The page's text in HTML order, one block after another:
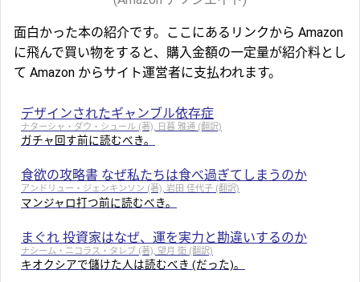
面白かった本の紹介です。ここにあるリンクから Amazon
に飛んで買い物をすると、購入金額の一定量が紹介料とし
て Amazon からサイト運営者に支払われます。
デザインされたギャンブル依存症
ナターシャ・ダウ・シュール (著), 日暮 雅通 (翻訳)
ガチャ回す前に読むべき。
食欲の攻略書 なぜ私たちは食べ過ぎてしまうのか
アンドリュー・ジェンキンソン (著), 岩田 佳代子 (翻訳)
マンジャロ打つ前に読むべき。
まぐれ 投資家はなぜ、運を実力と勘違いするのか
ナシーム・ニコラス・タレブ (著), 望月 衛 (翻訳)
キオクシアで儲けた人は読むべき (だった)。